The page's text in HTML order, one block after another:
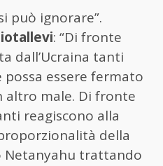
può ignorare”.
: “Di fronte
dall’Ucraina tanti
essere fermato
altro male. Di fronte
reagiscono alla
della
Netanyahu trattando